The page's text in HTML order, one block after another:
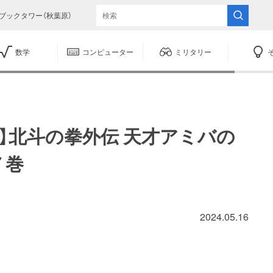
ックタワー（秋葉原）
数学 コンピューター ミリタリー
北斗の拳外伝 天才アミバの
2024.05.16